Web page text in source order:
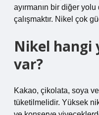
ayırmanın bir diğer yolu
çalışmaktır. Nikel çok
Nikel hangi
var?
Kakao, çikolata, soya
tüketilmelidir. Yüksek